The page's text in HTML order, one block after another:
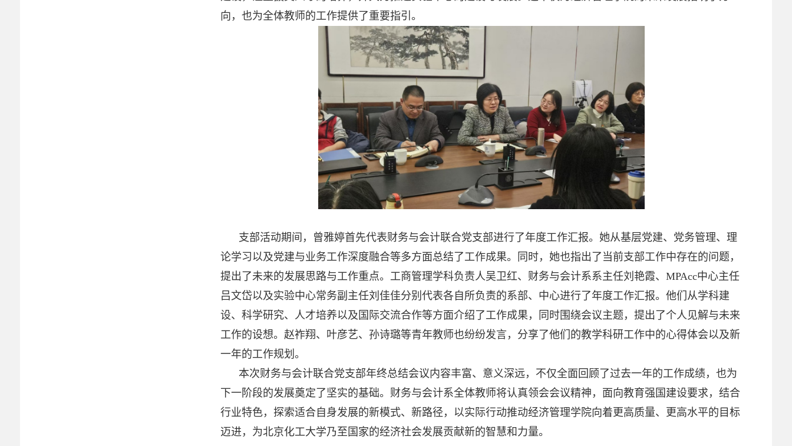
向，也为全体教师的工作提供了重要指引。
支部活动期间，曾雅婷首先代表财务与会计联合党支部进行了年度工作汇报。她从基层党建、党务管理、理
论学习以及党建与业务工作深度融合等多方面总结了工作成果。同时，她也指出了当前支部工作中存在的问题，
提出了未来的发展思路与工作重点。工商管理学科负责人吴卫红、财务与会计系系主任刘艳霞、 MPAcc中心主任
吕文岱以及实验中心常务副主任刘佳佳分别代表各自所负责的系部、中心进行了年度工作汇报。他们从学科建
设、科学研究、人才培养以及国际交流合作等方面介绍了工作成果，同时围绕会议主题，提出了个人见解与未来
工作的设想。赵祚翔、叶彦艺、孙诗璐等青年教师也纷纷发言，分享了他们的教学科研工作中的心得体会以及新
一年的工作规划。
本次财务与会计联合党支部年终总结会议内容丰富、意义深远，不仅全面回顾了过去一年的工作成绩，也为
下一阶段的发展奠定了坚实的基础。财务与会计系全体教师将认真领会会议精神，面向教育强国建设要求，结合
行业特色，探索适合自身发展的新模式、新路径，以实际行动推动经济管理学院向着更高质量、更高水平的目标
迈进，为北京化工大学乃至国家的经济社会发展贡献新的智慧和力量。